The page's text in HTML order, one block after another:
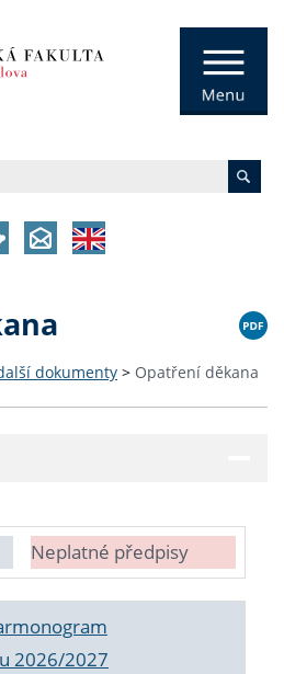
dokumenty > Opatření děkana
Neplatné předpisy
2026/2027